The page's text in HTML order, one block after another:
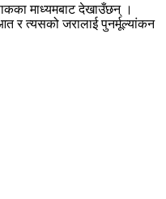
माध्यमबाट देखाउँछन् ।
त्यसको जरालाई पुनर्मूल्यांकन